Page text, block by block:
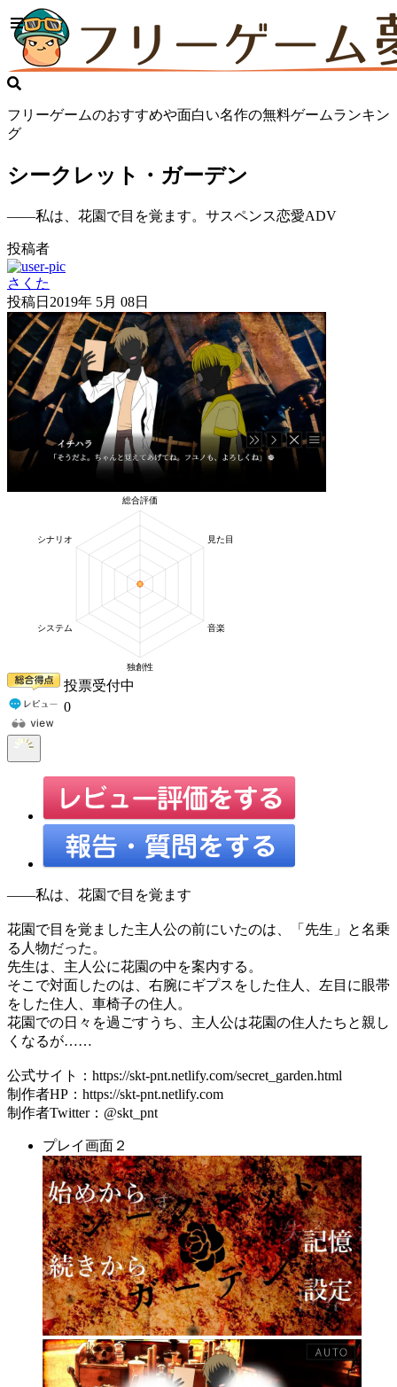
フリーゲームのおすすめや面白い名作の無料ゲームランキン
グ
シークレット・ガーデン
――私は、花園で目を覚ます。サスペンス恋愛ADV
投稿者
さくた
投稿日 2019年 5月 08日
投票受付中
0
――私は、花園で目を覚ます
花園で目を覚ました主人公の前にいたのは、「先生」と名乗
る人物だった。
先生は、主人公に花園の中を案内する。
そこで対面したのは、右腕にギプスをした住人、左目に眼帯
をした住人、車椅子の住人。
花園での日々を過ごすうち、主人公は花園の住人たちと親し
くなるが……
公式サイト：https://skt-pnt.netlify.com/secret_garden.html
制作者HP：https://skt-pnt.netlify.com
制作者Twitter：@skt_pnt
プレイ画面２